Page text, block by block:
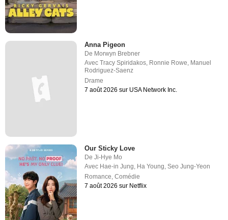
Anna Pigeon
De Morwyn Brebner
AvecTracy Spiridakos Ronnie Rowe Manuel
Rodriguez-Saenz
Drame
7 août 2026 sur USA Network Inc.
Our Sticky Love
DeJi-Hye Mo
Avec Hae-in Jung, Ha Young,Seo Jung-Yeon
Romance,Comédie
7 août 2026 sur Netflix